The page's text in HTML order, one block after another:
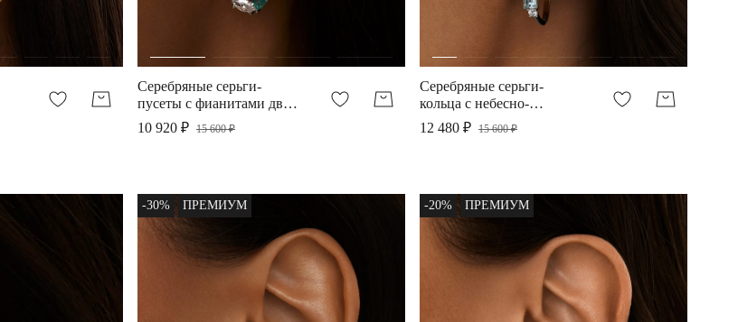
Серебряные серьги-
пусеты с фианитами двух
цветов белый и параиба
10 920 ₽ 15 600 ₽
Серебряные серьги-
кольца с небесно-
голубым топазом
12 480 ₽ 15 600 ₽
-30% ПРЕМИУМ -20% ПРЕМИУМ